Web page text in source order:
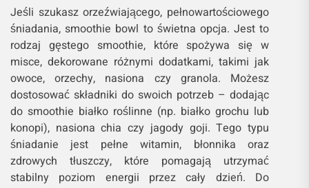
Jeśli szukasz orzeźwiającego, pełnowartościowego
śniadania, smoothie bowl to świetna opcja. Jest to
rodzaj gęstego smoothie, które spożywa się w
misce, dekorowane różnymi dodatkami, takimi jak
owoce, orzechy, nasiona czy granola. Możesz
dostosować składniki do swoich potrzeb – dodając
do smoothie białko roślinne (np. białko grochu lub
konopi), nasiona chia czy jagody goji. Tego typu
śniadanie jest pełne witamin, błonnika oraz
zdrowych tłuszczy, które pomagają utrzymać
stabilny poziom energii przez cały dzień. Do